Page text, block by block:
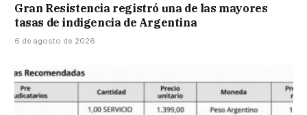
Gran Resistencia registró una de las mayores
tasas de indigencia de Argentina
6 de agosto de 2026